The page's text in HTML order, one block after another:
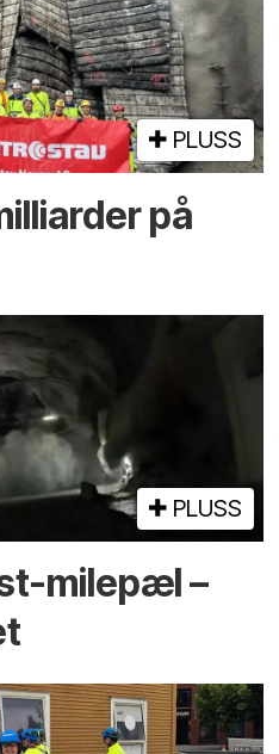
PLUSS
på
PLUSS
milepæl –